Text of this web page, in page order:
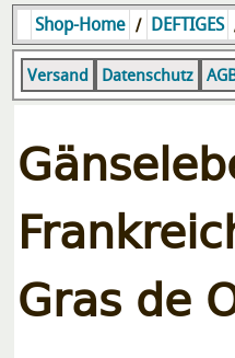
Shop-Home / DEFTIGES
Versand Datenschutz
Gras de